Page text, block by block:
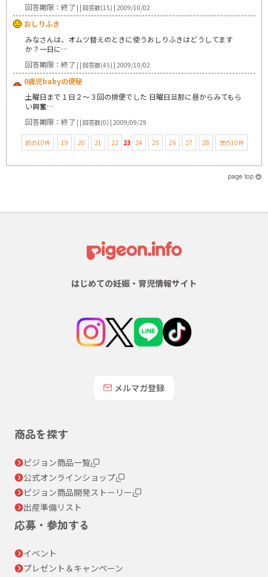
回答期限：終了 | | 回答数(15) | 2009/10/02
おしりふき
みなさんは、オムツ替えのときに使うおしりふきはどうしてます
か？一日に…
回答期限：終了 | | 回答数(45) | 2009/10/02
0歳児babyの便秘
土曜日まで１日２～３回の排便でした 日曜日旦那に昼からみてもら
い興奮…
回答期限：終了 | | 回答数(0) | 2009/09/29
前の10件 19 20 21 22 23 24 25 26 27 28 次の10件
はじめての妊娠・育児情報サイト
メルマガ登録
商品を探す
ピジョン商品一覧
公式オンラインショップ
ピジョン商品開発ストーリー
出産準備リスト
応募・参加する
イベント
プレゼント＆キャンペーン